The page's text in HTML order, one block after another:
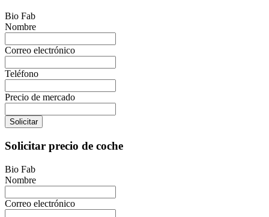
Bio Fab
Nombre
Correo electrónico
Teléfono
Precio de mercado
Solicitar
Solicitar precio de coche
Bio Fab
Nombre
Correo electrónico